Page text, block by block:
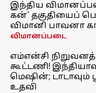
இந்திய
கன்' தகுதியைப்
விமானி பாவனா
விமானப்படை
எம்என்சி
கூட்டணி!
மெஷின்; டாடாவும்
உதவி